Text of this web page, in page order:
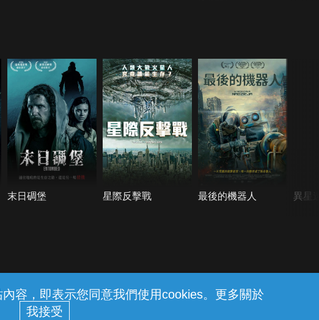
容，即表示您同意我們使用cookies。更多關於
末日碉堡 星際反擊戰 最後的機器人 異星
© 2026